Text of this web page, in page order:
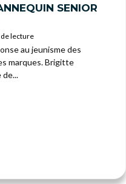
SENIOR
lecture
au jeunisme des
marques. Brigitte
de...